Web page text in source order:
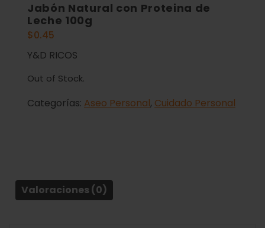
Jabón Natural con Proteina de
Leche 100g
$0.45
Y&D RICOS
Out of Stock.
Categorías: Aseo Personal, Cuidado Personal
Valoraciones (0)